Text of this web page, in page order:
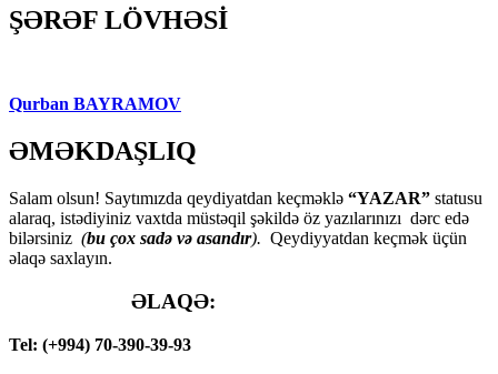
ŞƏRƏF LÖVHƏSİ
Qurban BAYRAMOV
ƏMƏKDAŞLIQ
Salam olsun! Saytımızda qeydiyatdan keçməklə “YAZAR” statusu
alaraq, istədiyiniz vaxtda müstəqil şəkildə öz yazılarınızı dərc edə
bilərsiniz (bu çox sadə və asandır). Qeydiyyatdan keçmək üçün
əlaqə saxlayın.
ƏLAQƏ:
Tel: (+994) 70-390-39-93